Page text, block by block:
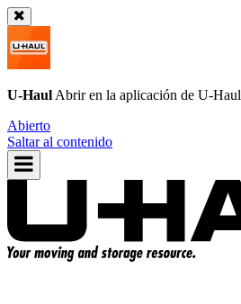
U-Haul Abrir en la aplicación de U-Haul
Abierto
Saltar al contenido